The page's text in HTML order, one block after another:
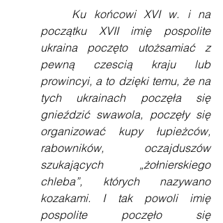
Ku końcowi XVI w. i na
początku XVII imię pospolite
ukraina poczęto utożsamiać z
pewną czescią kraju lub
prowincyi, a to dzięki temu, że na
tych ukrainach poczęła się
gnieździć swawola, poczęły się
organizować kupy łupieżców,
rabowników, oczajduszów
szukających „żołnierskiego
chleba”, których nazywano
kozakami. I tak powoli imię
pospolite poczęło się